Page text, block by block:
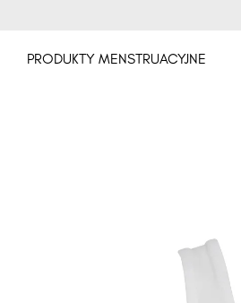
PRODUKTY MENSTRUACYJNE